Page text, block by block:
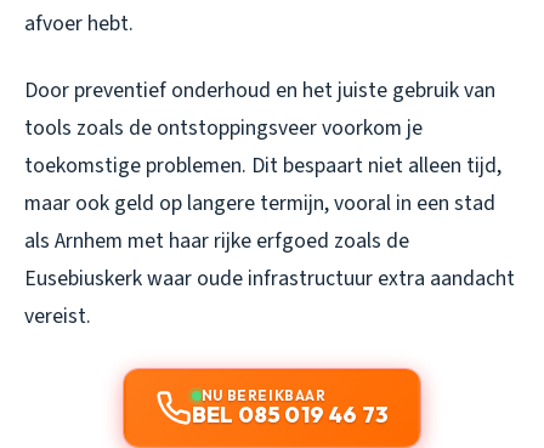
afvoer hebt.
Door preventief onderhoud en het juiste gebruik van
tools zoals de ontstoppingsveer voorkom je
toekomstige problemen. Dit bespaart niet alleen tijd,
maar ook geld op langere termijn, vooral in een stad
als Arnhem met haar rijke erfgoed zoals de
Eusebiuskerk waar oude infrastructuur extra aandacht
vereist.
NU BEREIKBAAR
BEL 085 019 46 73